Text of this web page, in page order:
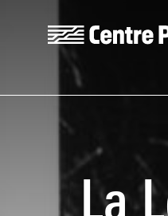
Centre Pompidou
La